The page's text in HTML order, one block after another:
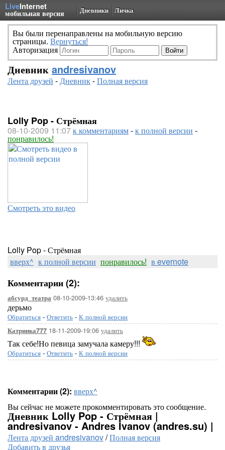
LiveInternet
мобильная версия Дневники Личка
Вы были перенаправлены на мобильную версию
страницы. Вернуться!
Авторизация
Дневник andresivanov
Лента друзей -Дневник-Полная версия
Lolly Pop - Стрёмная
08-10-2009 11:07к комментариям-к полной версии -
понравилось!
Смотреть это видео
Lolly Pop - Стрёмная
вверх^ к полной версии понравилось! в evernote
Комментарии (2):
абсурд_театра 08-10-2009-13:46 удалить
дерьмо
Обратиться - Ответить - К полной версии
Катринка777 18-11-2009-19:06 удалить
Так себе!Но певица замучала камеру!!!
Обратиться - Ответить - К полной версии
Комментарии (2): вверх^
Вы сейчас не можете прокомментировать это сообщение.
Дневник Lolly Pop - Стрёмная |
andresivanov - Andres Ivanov (andres.su) |
Лента друзей andresivanov/Полная версия
Добавить в друзья